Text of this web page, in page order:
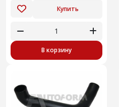
Купить
В корзину